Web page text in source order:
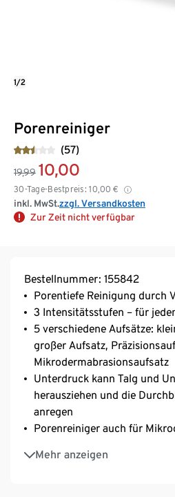
Porenreiniger
(57)
19,99 10,00
30-Tage-Bestpreis: 10,00 €
inkl. MwSt.zzgl. Versandkosten
Zur Zeit nicht verfügbar
1/2
Bestellnummer: 155842
Porentiefe Reinigung durch
3 Intensitätsstufen – für
5 verschiedene Aufsätze:
großer Aufsatz,
Mikrodermabrasionsaufsatz
Unterdruck kann Talg und
herausziehen und die
anregen
Porenreiniger auch für
Mehr anzeigen
LED-Display zeigt